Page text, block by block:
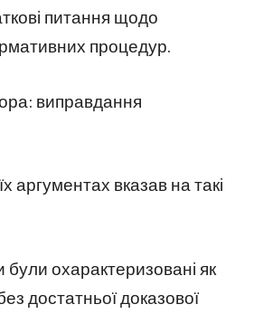
питання щодо
процедур.
виправдання
аргументах вказав на такі
були охарактеризовані як
достатньої доказової